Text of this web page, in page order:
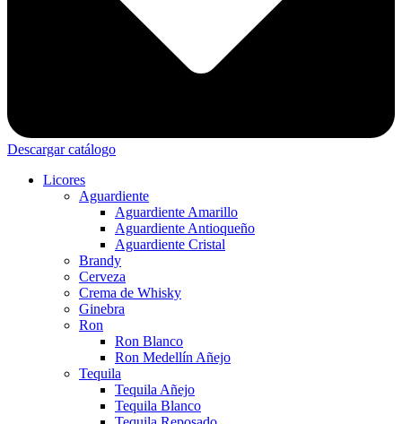
Descargar catálogo
Licores
Aguardiente
Aguardiente Amarillo
Aguardiente Antioqueño
Aguardiente Cristal
Brandy
Cerveza
Crema de Whisky
Ginebra
Ron
Ron Blanco
Ron Medellín Añejo
Tequila
Tequila Añejo
Tequila Blanco